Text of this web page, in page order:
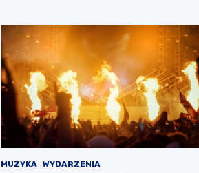
MUZYKA WYDARZENIA